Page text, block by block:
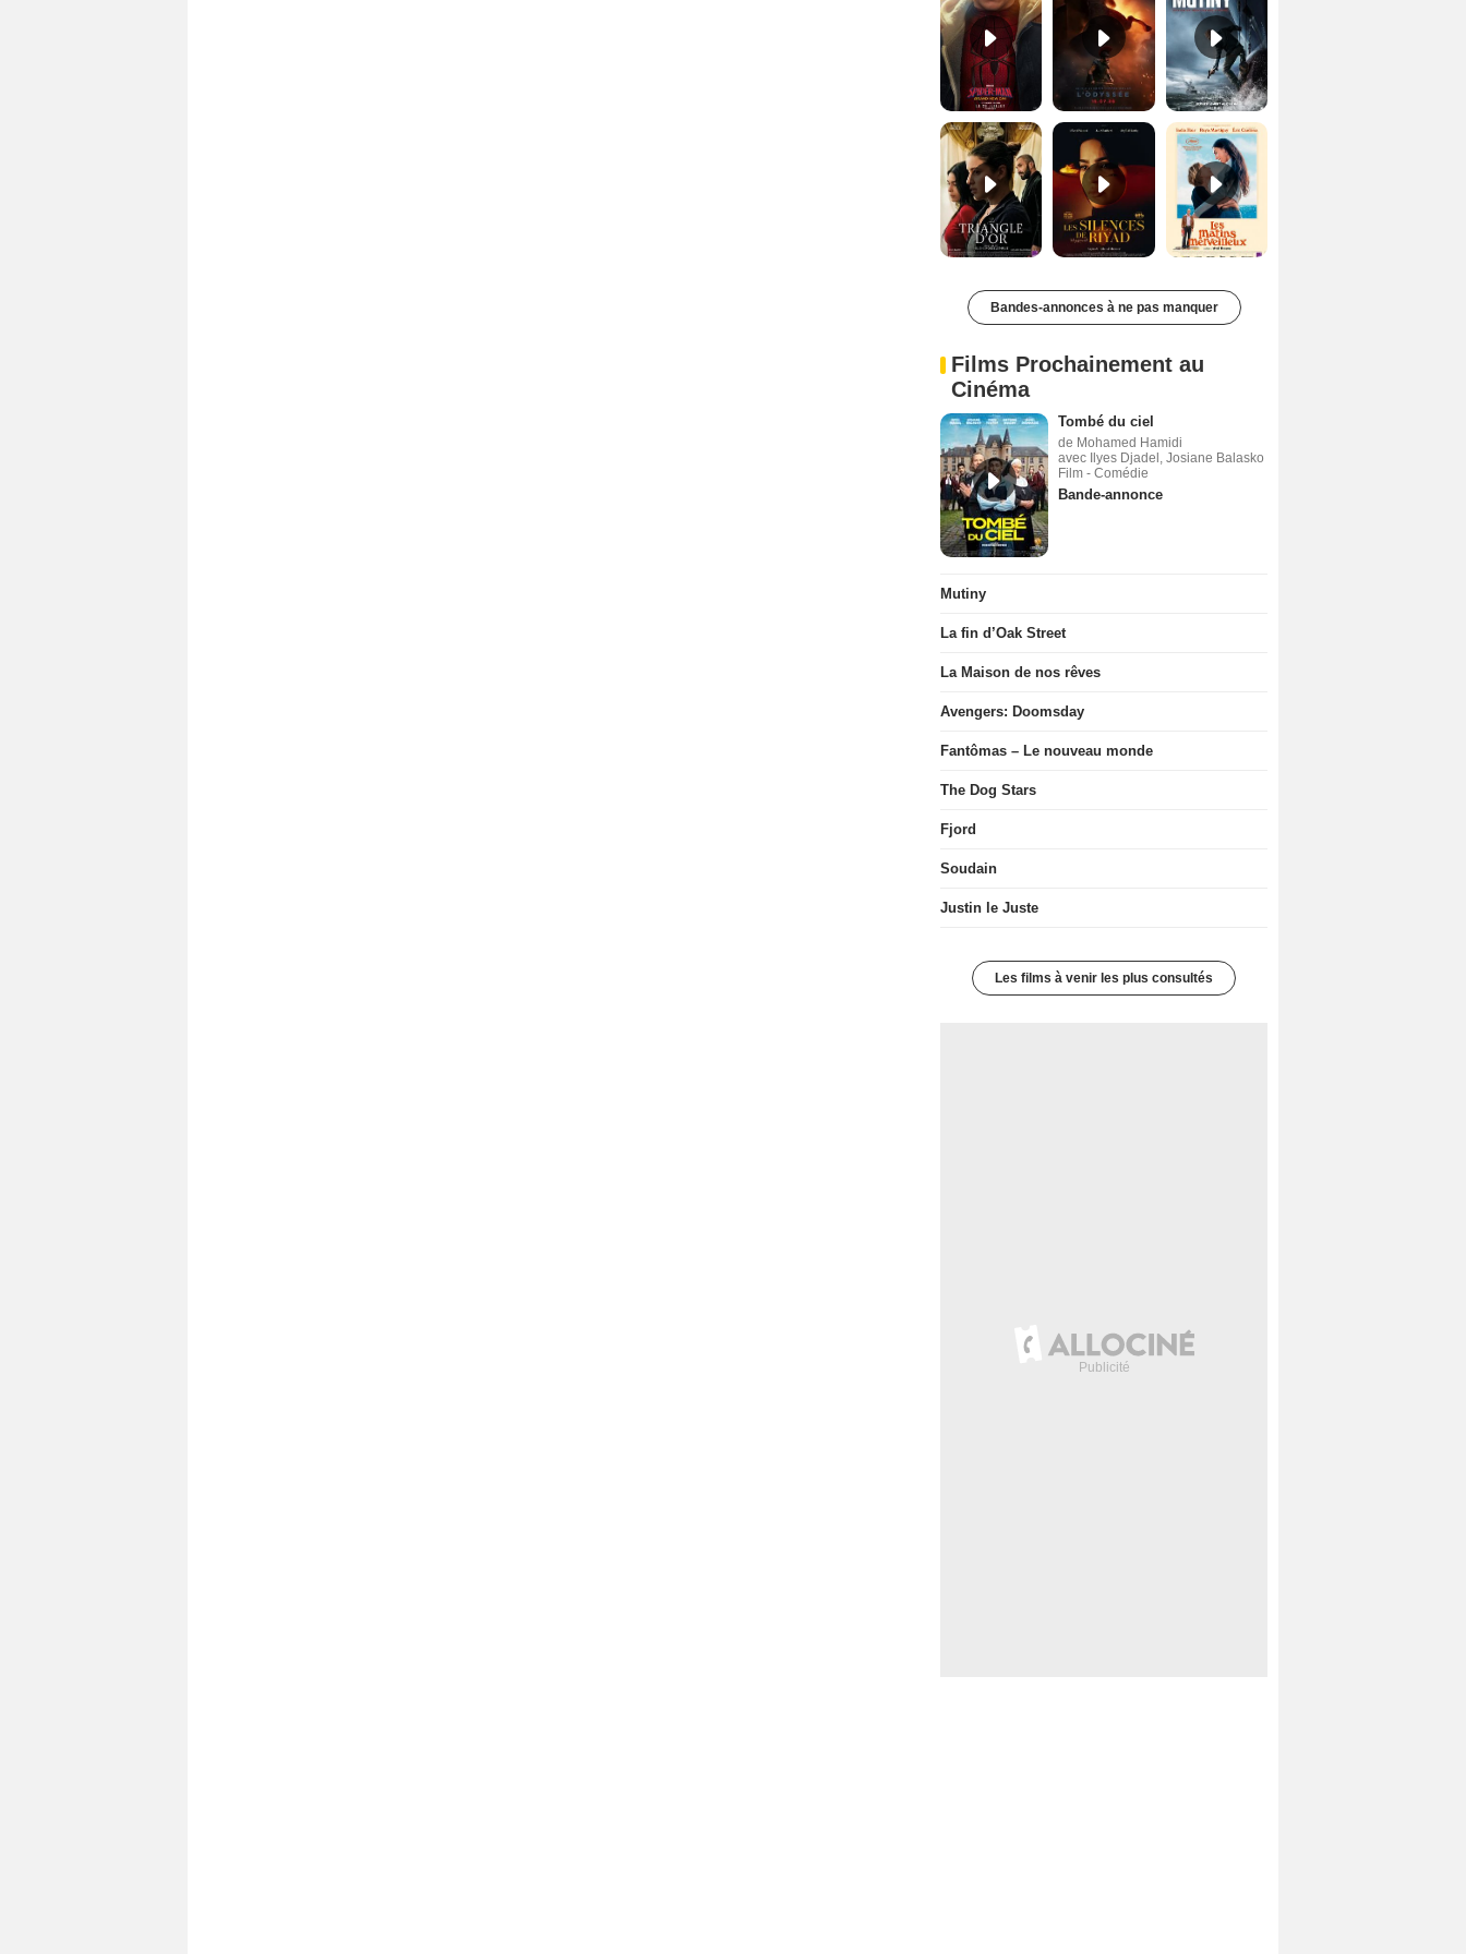
Les Silences de Riyad Bande-annonce VO STFR Les Matins merveilleux Bande-annonce VF
Bandes-annonces à ne pas manquer
Films Prochainement au
Cinéma
Tombé du ciel
de Mohamed Hamidi
avec Ilyes Djadel, Josiane Balasko
Film - Comédie
Bande-annonce
Mutiny
La fin d’Oak Street
La Maison de nos rêves
Avengers: Doomsday
Fantômas – Le nouveau monde
The Dog Stars
Fjord
Soudain
Justin le Juste
Les films à venir les plus consultés